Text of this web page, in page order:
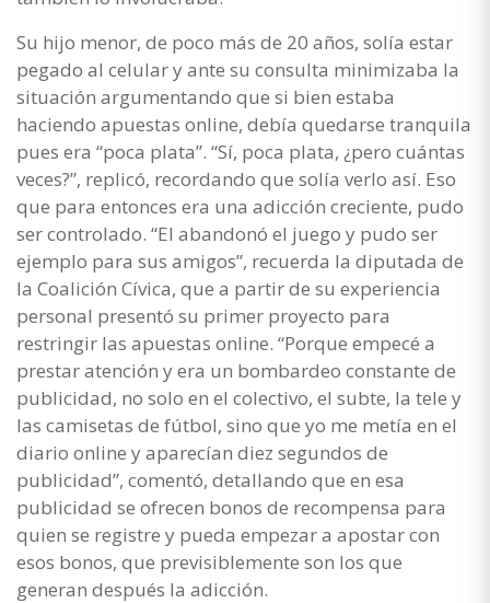
Su hijo menor, de poco más de 20 años, solía estar
pegado al celular y ante su consulta minimizaba la
situación argumentando que si bien estaba
haciendo apuestas online, debía quedarse tranquila
pues era “poca plata”. “Sí, poca plata, ¿pero cuántas
veces?”, replicó, recordando que solía verlo así. Eso
que para entonces era una adicción creciente, pudo
ser controlado. “El abandonó el juego y pudo ser
ejemplo para sus amigos”, recuerda la diputada de
la Coalición Cívica, que a partir de su experiencia
personal presentó su primer proyecto para
restringir las apuestas online. “Porque empecé a
prestar atención y era un bombardeo constante de
publicidad, no solo en el colectivo, el subte, la tele y
las camisetas de fútbol, sino que yo me metía en el
diario online y aparecían diez segundos de
publicidad”, comentó, detallando que en esa
publicidad se ofrecen bonos de recompensa para
quien se registre y pueda empezar a apostar con
esos bonos, que previsiblemente son los que
generan después la adicción.